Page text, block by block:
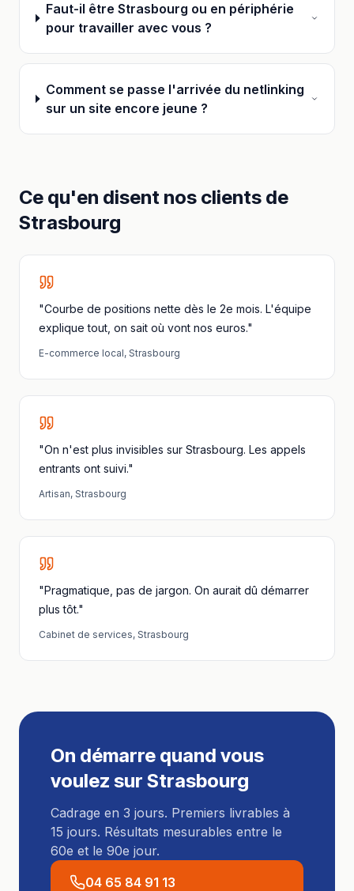
Faut-il être Strasbourg ou en périphérie
pour travailler avec vous ?
Comment se passe l'arrivée du netlinking
sur un site encore jeune ?
Ce qu'en disent nos clients de
Strasbourg
"Courbe de positions nette dès le 2e mois. L'équipe
explique tout, on sait où vont nos euros."
E-commerce local, Strasbourg
"On n'est plus invisibles sur Strasbourg. Les appels
entrants ont suivi."
Artisan, Strasbourg
"Pragmatique, pas de jargon. On aurait dû démarrer
plus tôt."
Cabinet de services, Strasbourg
On démarre quand vous
voulez sur Strasbourg
Cadrage en 3 jours. Premiers livrables à
15 jours. Résultats mesurables entre le
60e et le 90e jour.
04 65 84 91 13